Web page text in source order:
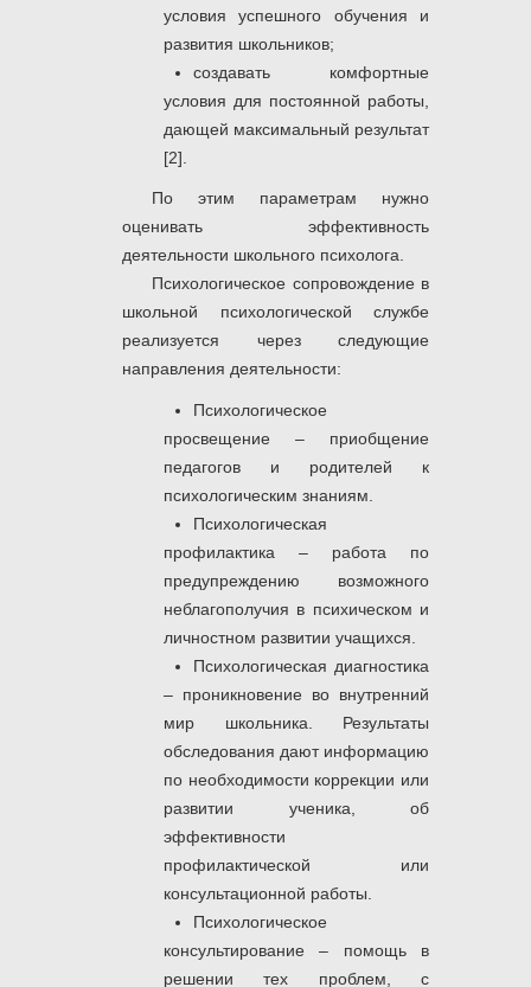
условия успешного обучения и
развития школьников;
создавать комфортные
условия для постоянной работы,
дающей максимальный результат
[2].
По этим параметрам нужно
оценивать эффективность
деятельности школьного психолога.
Психологическое сопровождение в
школьной психологической службе
реализуется через следующие
направления деятельности:
Психологическое
просвещение – приобщение
педагогов и родителей к
психологическим знаниям.
Психологическая
профилактика – работа по
предупреждению возможного
неблагополучия в психическом и
личностном развитии учащихся.
Психологическая диагностика
– проникновение во внутренний
мир школьника. Результаты
обследования дают информацию
по необходимости коррекции или
развитии ученика, об
эффективности
профилактической или
консультационной работы.
Психологическое
консультирование – помощь в
решении тех проблем, с